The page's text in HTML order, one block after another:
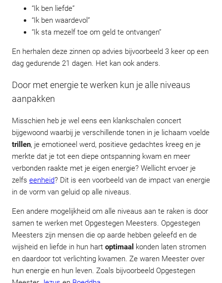
“Ik ben liefde”
“Ik ben waardevol”
“Ik sta mezelf toe om geld te ontvangen”
En herhalen deze zinnen op advies bijvoorbeeld 3 keer op een
dag gedurende 21 dagen. Het kan ook anders.
Door met energie te werken kun je alle niveaus
aanpakken
Misschien heb je wel eens een klankschalen concert
bijgewoond waarbij je verschillende tonen in je lichaam voelde
trillen, je emotioneel werd, positieve gedachtes kreeg en je
merkte dat je tot een diepe ontspanning kwam en meer
verbonden raakte met je eigen energie? Wellicht ervoer je
zelfs eenheid? Dit is een voorbeeld van de impact van energie
in de vorm van geluid op alle niveaus.
Een andere mogelijkheid om alle niveaus aan te raken is door
samen te werken met Opgestegen Meesters. Opgestegen
Meesters zijn mensen die op aarde hebben geleefd en de
wijsheid en liefde in hun hart optimaal konden laten stromen
en daardoor tot verlichting kwamen. Ze waren Meester over
hun energie en hun leven. Zoals bijvoorbeeld Opgestegen